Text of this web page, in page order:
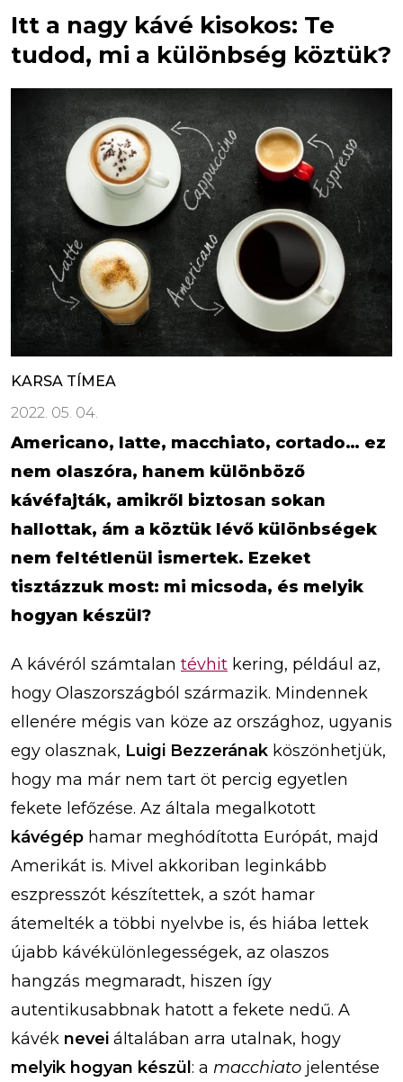
Itt a nagy kávé kisokos: Te
tudod, mi a különbség köztük?
KARSA TÍMEA
2022. 05. 04.
Americano, latte, macchiato, cortado… ez
nem olaszóra, hanem különböző
kávéfajták, amikről biztosan sokan
hallottak, ám a köztük lévő különbségek
nem feltétlenül ismertek. Ezeket
tisztázzuk most: mi micsoda, és melyik
hogyan készül?
A kávéról számtalan tévhit kering, például az,
hogy Olaszországból származik. Mindennek
ellenére mégis van köze az országhoz, ugyanis
egy olasznak, Luigi Bezzerának köszönhetjük,
hogy ma már nem tart öt percig egyetlen
fekete lefőzése. Az általa megalkotott
kávégép hamar meghódította Európát, majd
Amerikát is. Mivel akkoriban leginkább
eszpresszót készítettek, a szót hamar
átemelték a többi nyelvbe is, és hiába lettek
újabb kávékülönlegességek, az olaszos
hangzás megmaradt, hiszen így
autentikusabbnak hatott a fekete nedű. A
kávék nevei általában arra utalnak, hogy
melyik hogyan készül: a macchiato jelentése